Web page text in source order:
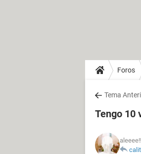
Foros
Tema
Tengo 10